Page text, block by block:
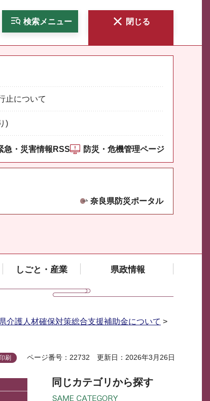
検索メニュー 閉じる
止について
)
急・災害情報RSS 防災・危機管理ページ
奈良県防災ポータル
しごと・産業 県政情報
介護人材確保対策総合支援補助金について >
刷 ページ番号：22732 更新日：2026年3月26日
同じカテゴリから探す